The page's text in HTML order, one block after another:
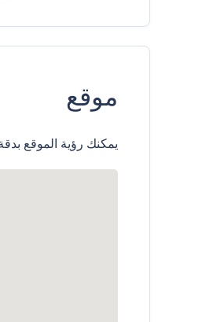
موقع
يمكنك رؤية الموقع